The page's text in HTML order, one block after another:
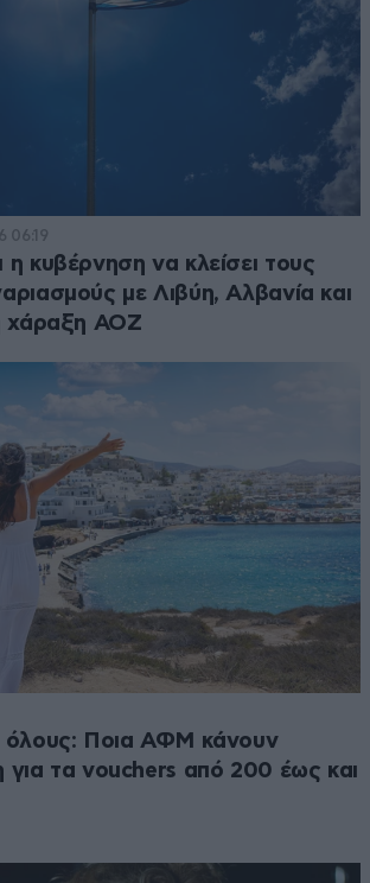
06:19
η κυβέρνηση να κλείσει τους
με Λιβύη, Αλβανία και
χάραξη ΑΟΖ
όλους: Ποια ΑΦΜ κάνουν
για τα vouchers από 200 έως και